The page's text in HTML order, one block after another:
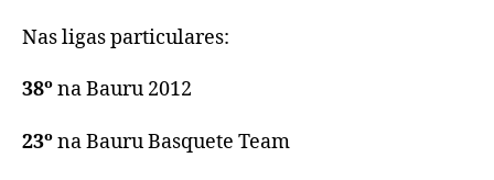
Nas ligas particulares:
38ºna Bauru 2012
23ºna Bauru Basquete Team